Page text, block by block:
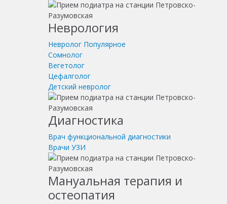
Неврология
Невролог Популярное
Сомнолог
Вегетолог
Цефалголог
Детский невролог
Диагностика
Врач функциональной диагностики
Врачи УЗИ
Мануальная терапия и
остеопатия